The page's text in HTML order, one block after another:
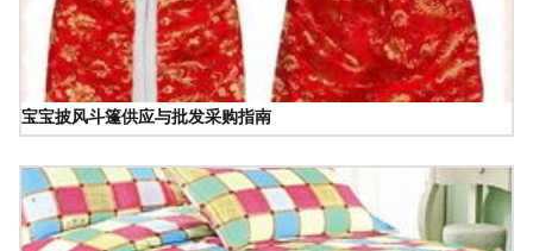
宝宝披风斗篷供应与批发采购指南